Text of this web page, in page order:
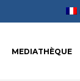
MEDIATHÈQUE